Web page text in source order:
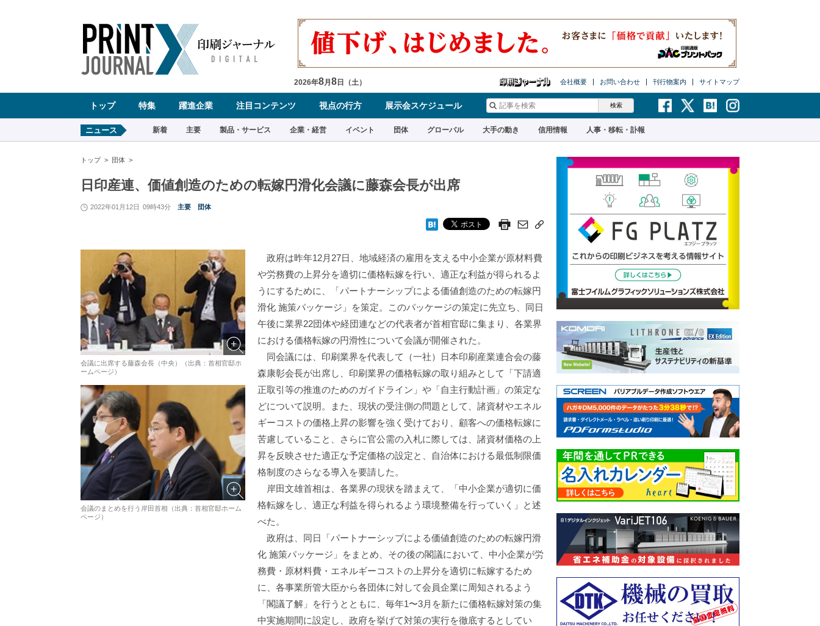
ア
ゲ
ン
2026年8月 8 日（土） 会社概要 お問い合わせ 刊行物案内 サイトマップ
トップ 特集 躍進企業 注目コンテンツ 視点の行方 展示会スケジュール
ニュース 新着 主要 製品・サービス 企業・経営 イベント 団体 グローバル 大手の動き 信用情報 人事・移転・訃報
トップ 団体
日印産連、価値創造のための転嫁円滑化会議に藤森会長が出席
2022年01月12日 09時43分 主要 団体
会議に出席する藤森会長（中央）（出典：首相官邸ホ
ームページ）
会議のまとめを行う岸田首相（出典：首相官邸ホーム
ページ）
政府は昨年12月27日、地域経済の雇用を支える中小企業が原材料費
や労務費の上昇分を適切に価格転嫁を行い、適正な利益が得られるよ
うにするために、「パートナーシップによる価値創造のための転嫁円
滑化 施策パッケージ」を策定。このパッケージの策定に先立ち、同日
午後に業界22団体や経団連などの代表者が首相官邸に集まり、各業界
における価格転嫁の円滑性について会議が開催された。
同会議には、印刷業界を代表して（一社）日本印刷産業連合会の藤
森康彰会長が出席し、印刷業界の価格転嫁の取り組みとして「下請適
正取引等の推進のためのガイドライン」や「自主行動計画」の策定な
どについて説明。また、現状の受注側の問題として、諸資材やエネル
ギーコストの価格上昇の影響を強く受けており、顧客への価格転嫁に
苦慮していること、さらに官公需の入札に際しては、諸資材価格の上
昇を反映させた適正な予定価格の設定と、自治体における最低制限価
格制度のさらなる導入を要請した。
岸田文雄首相は、各業界の現状を踏まえて、「中小企業が適切に価
格転嫁をし、適正な利益を得られるよう環境整備を行っていく」と述
べた。
政府は、同日「パートナーシップによる価値創造のための転嫁円滑
化 施策パッケージ」をまとめ、その後の閣議において、中小企業が労
務費・原材料費・エネルギーコストの上昇分を適切に転嫁するため
に、各事業所管大臣から各団体に対して会員企業に周知されるよう
「閣議了解」を行うとともに、毎年1〜3月を新たに価格転嫁対策の集
中実施期間に設定し、政府を挙げて対策の実行を徹底するとしてい